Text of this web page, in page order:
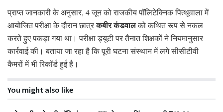
प्राप्त जानकारी के अनुसार, 4 जून को राजकीय पॉलिटेक्निक पित्थूवाला में
आयोजित परीक्षा के दौरान छात्रकबीर कंडवालको कथित रूप से नकल
करते हुए पकड़ा गया था। परीक्षा ड्यूटी पर तैनात शिक्षकों ने नियमानुसार
कार्रवाई की। बताया जा रहा है कि पूरी घटना संस्थान में लगे सीसीटीवी
कैमरों में भी रिकॉर्ड हुई है।
You might also like